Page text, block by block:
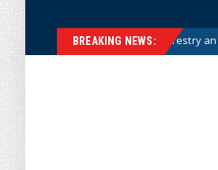
BREAKING NEWS:
Forestry and Aquatic Exports: